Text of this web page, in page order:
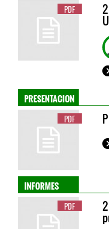
PDF
PRESENTACION
PDF
INFORMES
PDF